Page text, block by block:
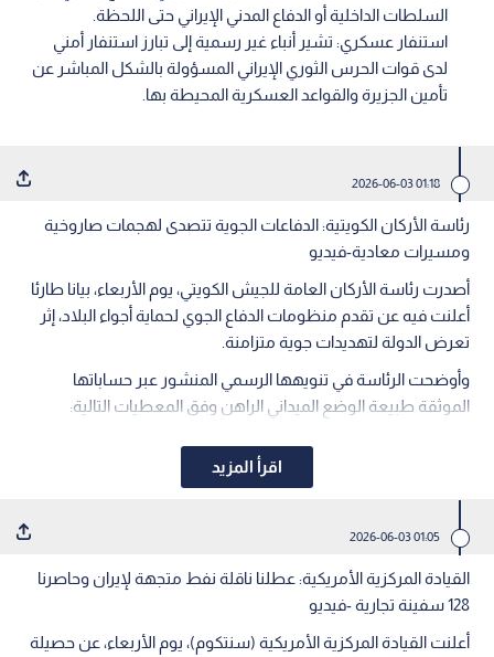
السلطات الداخلية أو الدفاع المدني الإيراني حتى اللحظة.
استنفار عسكري: تشير أنباء غير رسمية إلى تبارز استنفار أمني
لدى قوات الحرس الثوري الإيراني المسؤولة بالشكل المباشر عن
تأمين الجزيرة والقواعد العسكرية المحيطة بها.
01:18 2026-06-03
رئاسة الأركان الكويتية: الدفاعات الجوية تتصدى لهجمات صاروخية
ومسيرات معادية-فيديو
أصدرت رئاسة الأركان العامة للجيش الكويتي، يوم الأربعاء، بيانا طارئا
أعلنت فيه عن تقدم منظومات الدفاع الجوي لحماية أجواء البلاد، إثر
تعرض الدولة لتهديدات جوية متزامنة.
وأوضحت الرئاسة في تنويهها الرسمي المنشور عبر حساباتها
الموثقة طبيعة الوضع الميداني الراهن وفق المعطيات التالية:
اقرأ المزيد
01:05 2026-06-03
القيادة المركزية الأمريكية: عطلنا ناقلة نفط متجهة لإيران وحاصرنا
128 سفينة تجارية -فيديو
أعلنت القيادة المركزية الأمريكية (سنتكوم)، يوم الأربعاء، عن حصيلة